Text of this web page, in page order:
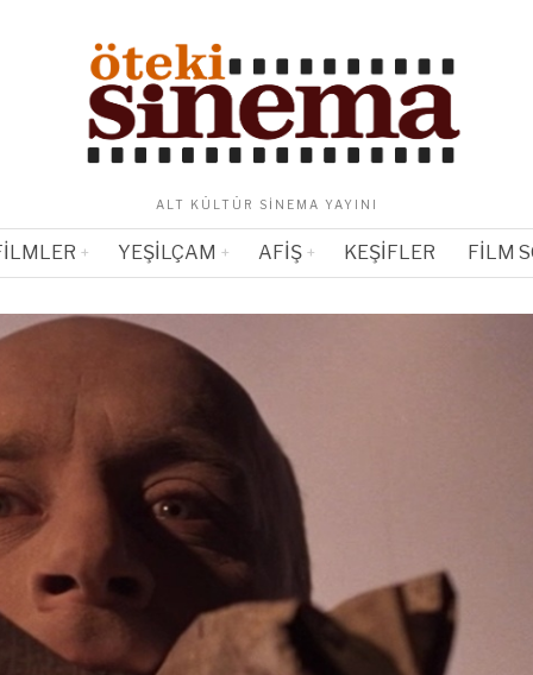
ALT KÜLTÜR SINEMA YAYINI
YEŞILÇAM AFIŞ KEŞIFLER FILM